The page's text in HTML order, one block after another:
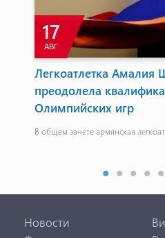
17
АВГ
Легкоатлетка Амалия
преодолела
Олимпийских игр
В общем зачете армянская
Новости